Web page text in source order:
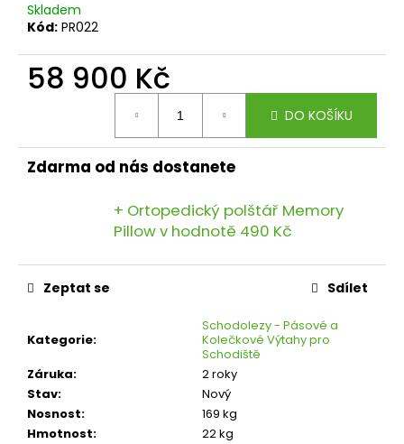
Skladem
Kód: PR022
58 900 Kč
DO KOŠÍKU
Zdarma od nás dostanete
+ Ortopedický polštář Memory
Pillowv hodnotě 490 Kč
Kategorie:
Schodolezy - Pásové a
Kolečkové Výtahy pro
Schodiště
Záruka:
2 roky
Stav:
Nový
Nosnost:
169 kg
Hmotnost:
22 kg
Zeptat se Sdílet